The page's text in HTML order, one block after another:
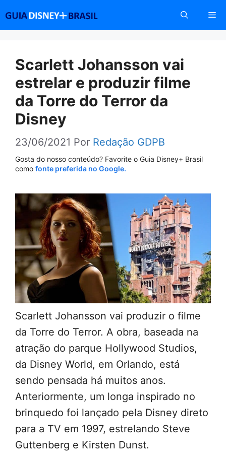
conteúdo
Scarlett Johansson vai
estrelar e produzir filme
da Torre do Terror da
Disney
23/06/2021 Por Redação GDPB
Gosta do nosso conteúdo? Favorite o Guia Disney+ Brasil
como fonte preferida no Google.
Scarlett Johansson vai produzir o filme
da Torre do Terror. A obra, baseada na
atração do parque Hollywood Studios,
da Disney World, em Orlando, está
sendo pensada há muitos anos.
Anteriormente, um longa inspirado no
brinquedo foi lançado pela Disney direto
para a TV em 1997, estrelando Steve
Guttenberg e Kirsten Dunst.